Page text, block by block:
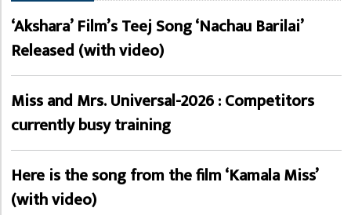
‘Akshara’ Film’s Teej Song ‘Nachau Barilai’
Released (with video)
Miss and Mrs. Universal-2026 : Competitors
currently busy training
Here is the song from the film ‘Kamala Miss’
(with video)